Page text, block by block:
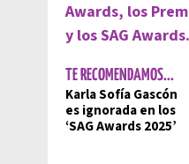
Awards, los
y los SAG Awards.
TE RECOMENDAMOS...
Karla Sofía Gascón
es ignorada en los
‘SAG Awards 2025’